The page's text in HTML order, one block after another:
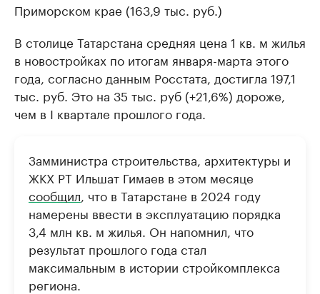
Приморском крае (163,9 тыс. руб.)
В столице Татарстана средняя цена 1 кв. м жилья
в новостройках по итогам января-марта этого
года, согласно данным Росстата, достигла 197,1
тыс. руб. Это на 35 тыс. руб (+21,6%) дороже,
чем в I квартале прошлого года.
Замминистра строительства, архитектуры и
ЖКХ РТ Ильшат Гимаев в этом месяце
сообщил , что в Татарстане в 2024 году
намерены ввести в эксплуатацию порядка
3,4 млн кв. м жилья. Он напомнил, что
результат прошлого года стал
максимальным в истории стройкомплекса
региона.